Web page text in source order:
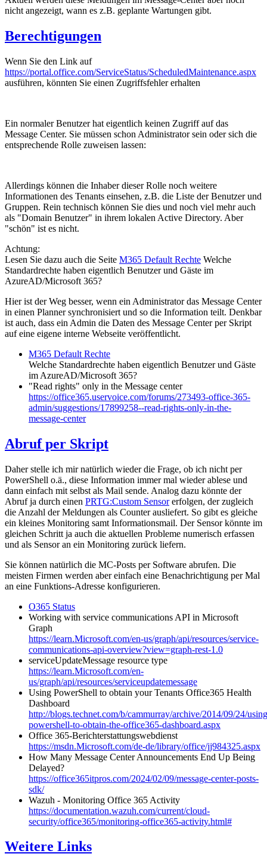
nicht angezeigt, wann es z.B. geplante Wartungen gibt.
Berechtigungen
Wenn Sie den Link auf
https://portal.office.com/ServiceStatus/ScheduledMaintenance.aspx
ausführen, könnten Sie einen Zugriffsfehler erhalten
Ein normaler Benutzer hat eigentlich keinen Zugriff auf das
Message Center. Sie müssen schon Administrator sein oder sich die
entsprechende Rolle zuweisen lassen:
Allerdings können die Inhaber dieser Rolle noch weitere
Informationen des Tenants einsehen, z.B. die Liste der Benutzer und
Gruppen. Rein technisch können Sie dies und noch viel mehr auch
als "Domain Benutzer" in ihrem lokalen Active Directory. Aber
"schön" ist es nicht.
Achtung:
Lesen Sie dazu auch die Seite M365 Default Rechte Welche
Standardrechte haben eigentlich Benutzer und Gäste im
AzureAD/Microsoft 365?
Hier ist der Weg besser, wenn ein Administrator das Message Center
in einen Planner synchronisiert und so die Information teilt. Denkbar
ist auch, dass ein Admin die Daten des Message Center per Skript
auf eine eigene interne Webseite veröffentlicht.
M365 Default Rechte
Welche Standardrechte haben eigentlich Benutzer und Gäste
im AzureAD/Microsoft 365?
"Read rights" only in the Message center
https://office365.uservoice.com/forums/273493-office-365-
admin/suggestions/17899258--read-rights-only-in-the-
message-center
Abruf per Skript
Daher stelle ich mir natürlich wieder die Frage, ob ich nicht per
PowerShell o.ä., diese Information immer mal wieder ablese und
dann einfach mit selbst als Mail sende. Analog dazu könnte der
Abruf ja durch einen PRTG:Custom Sensorerfolgen, der zugleich
die Anzahl der Meldungen als Counter ausliefert. So gibt es gleiche
ein kleines Monitoring samt Informationsmail. Der Sensor könnte im
gleichen Schritt ja auch die aktuellen Probleme numerisch erfassen
und als Sensor an ein Monitoring zurück liefern.
Sie können natürlich die MC-Posts per Software abrufen. Die
meisten Firmen werden aber einfach eine Benachrichtigung per Mal
an eine Funktions-Adresse konfigurieren.
O365 Status
Working with service communications API in Microsoft
Graph
https://learn.Microsoft.com/en-us/graph/api/resources/service-
communications-api-overview?view=graph-rest-1.0
serviceUpdateMessage resource type
https://learn.Microsoft.com/en-
us/graph/api/resources/serviceupdatemessage
Using PowerShell to obtain your Tenants Office365 Health
Dashboard
http://blogs.technet.com/b/cammurray/archive/2014/09/24/
powershell-to-obtain-the-office365-dashboard.aspx
Office 365-Berichterstattungswebdienst
https://msdn.Microsoft.com/de-de/library/office/jj984325.aspx
How Many Message Center Announcements End Up Being
Delayed?
https://office365itpros.com/2024/02/09/message-center-posts-
sdk/
Wazuh - Monitoring Office 365 Activity
https://documentation.wazuh.com/current/cloud-
security/office365/monitoring-office365-activity.html#
Weitere Links